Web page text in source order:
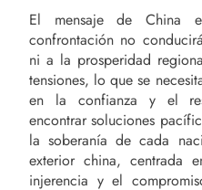
El mensaje de China
confrontación no
ni a la prosperidad
tensiones, lo que se
en la confianza y el
encontrar soluciones
la soberanía de cada
exterior china, centrada
injerencia y el